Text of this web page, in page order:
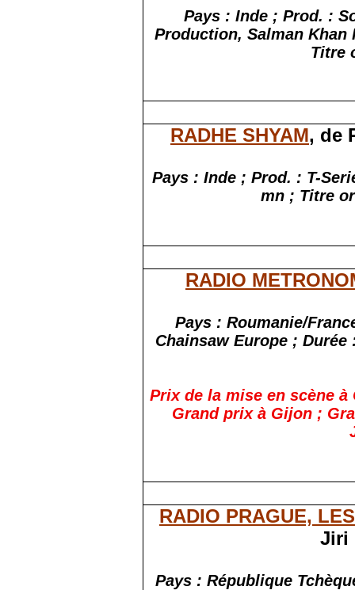
Pays : Inde ; Prod. :
Production, Salman
Titre
RADHE SHYAM, de
Pays : Inde ; Prod. : T-
mn ; Titre
RADIO
Pays : Roumanie/
Chainsaw Europe ;
Prix de la mise en scène
Grand prix à Gijon ;
RADIO PRAGUE,
Jiri
Pays : République